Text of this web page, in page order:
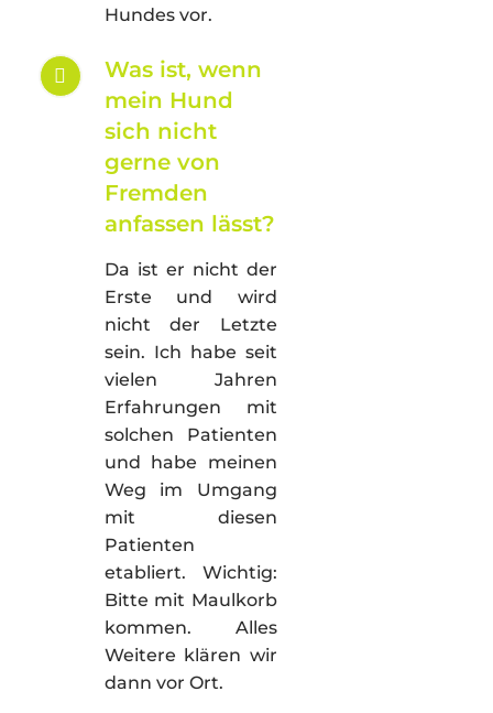
Hundes vor.
Was ist, wenn
mein Hund
sich nicht
gerne von
Fremden
anfassen lässt?
Da ist er nicht der
Erste und wird
nicht der Letzte
sein. Ich habe seit
vielen Jahren
Erfahrungen mit
solchen Patienten
und habe meinen
Weg im Umgang
mit diesen
Patienten
etabliert. Wichtig:
Bitte mit Maulkorb
kommen. Alles
Weitere klären wir
dann vor Ort.